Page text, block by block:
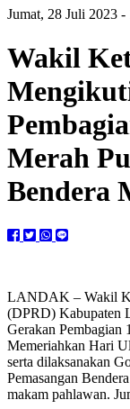
Jumat, 28 Juli 2023
Wakil
Merah
Bendera
LANDAK – Wakil
(DPRD) Kabupaten
Gerakan Pembagian
Memeriahkan Hari
serta dilaksanakan
Pemasangan
makam pahlawan.